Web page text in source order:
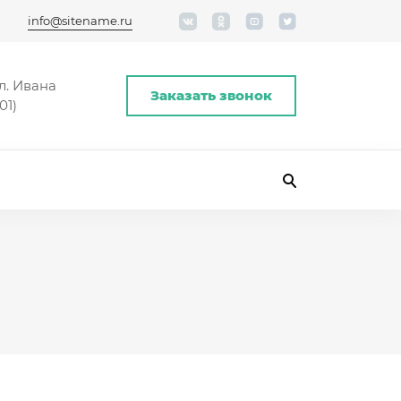
info@sitename.ru
Ивана
Заказать звонок